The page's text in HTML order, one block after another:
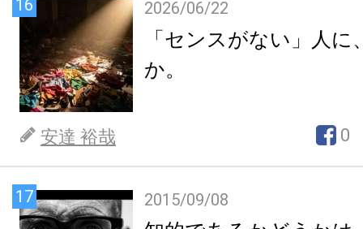
16 2026/06/22
「センスがない」人
か。
安達 裕哉 0
17 2015/09/08